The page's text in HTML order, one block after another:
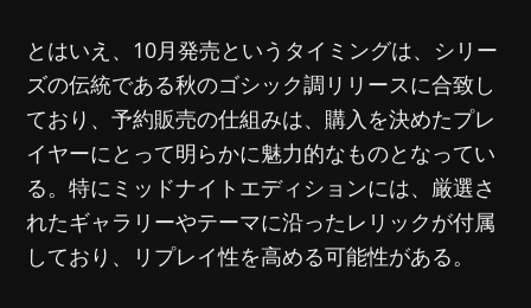
とはいえ、10月発売というタイミングは、シリー
ズの伝統である秋のゴシック調リリースに合致し
ており、予約販売の仕組みは、購入を決めたプレ
イヤーにとって明らかに魅力的なものとなってい
る。特にミッドナイトエディションには、厳選さ
れたギャラリーやテーマに沿ったレリックが付属
しており、リプレイ性を高める可能性がある。